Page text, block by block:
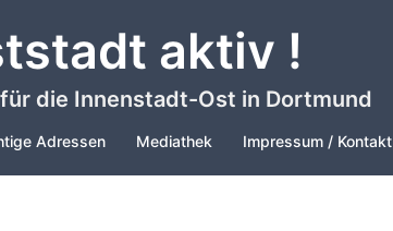
aktiv !
die Innenstadt-Ost in Dortmund
Adressen Mediathek Impressum / Kontakt